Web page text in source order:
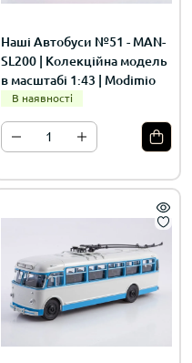
Наші Автобуси №51 - MAN-
SL200 | Колекційна модель
в масштабі 1:43 | Modimio
В наявності